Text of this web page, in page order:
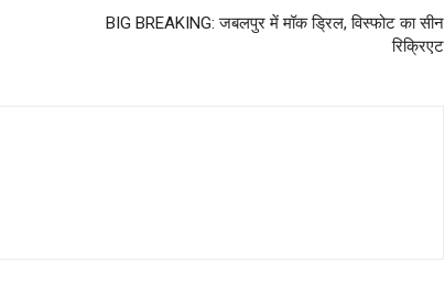
BIG BREAKING: जबलपुर में मॉक ड्रिल, विस्फोट का सीन
रिक्रिएट